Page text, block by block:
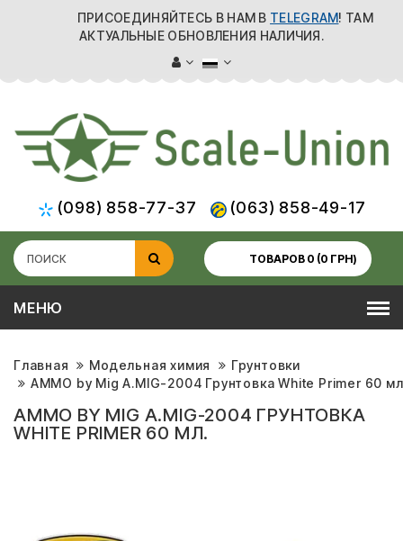
ПРИСОЕДИНЯЙТЕСЬ В НАМ В TELEGRAM! ТАМ
АКТУАЛЬНЫЕ ОБНОВЛЕНИЯ НАЛИЧИЯ.
(098) 858-77-37 (063) 858-49-17
ТОВАРОВ 0 (0 ГРН)
МЕНЮ
Главная Модельная химия
Грунтовки
AMMO by Mig A.MIG-2004 Грунтовка White Primer 60
AMMO BY MIG A.MIG-2004 ГРУНТОВКА
WHITE PRIMER 60 МЛ.